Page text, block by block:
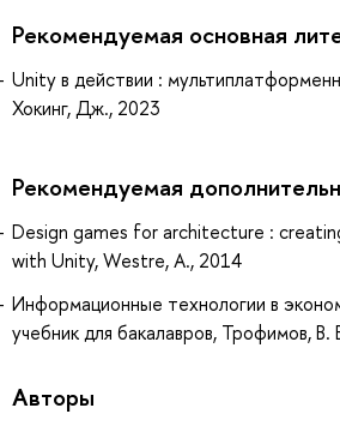
Рекомендуемая основная
Unity в действии :
Хокинг, Дж., 2023
Рекомендуемая
Design games for architecture :
with Unity, Westre, A., 2014
Информационные технологии в
учебник для бакалавров, Трофимов, В.
Авторы